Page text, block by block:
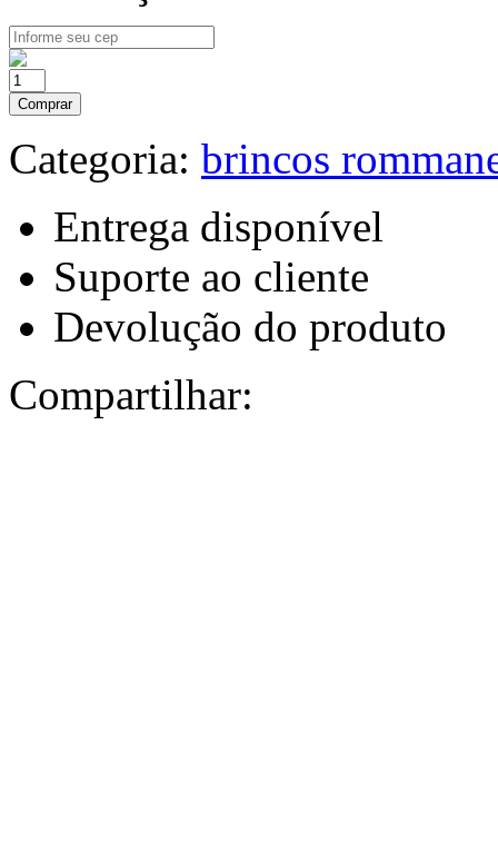
Comprar
Categoria: brincos
Entrega disponível
Suporte ao cliente
Devolução do produto
Compartilhar: